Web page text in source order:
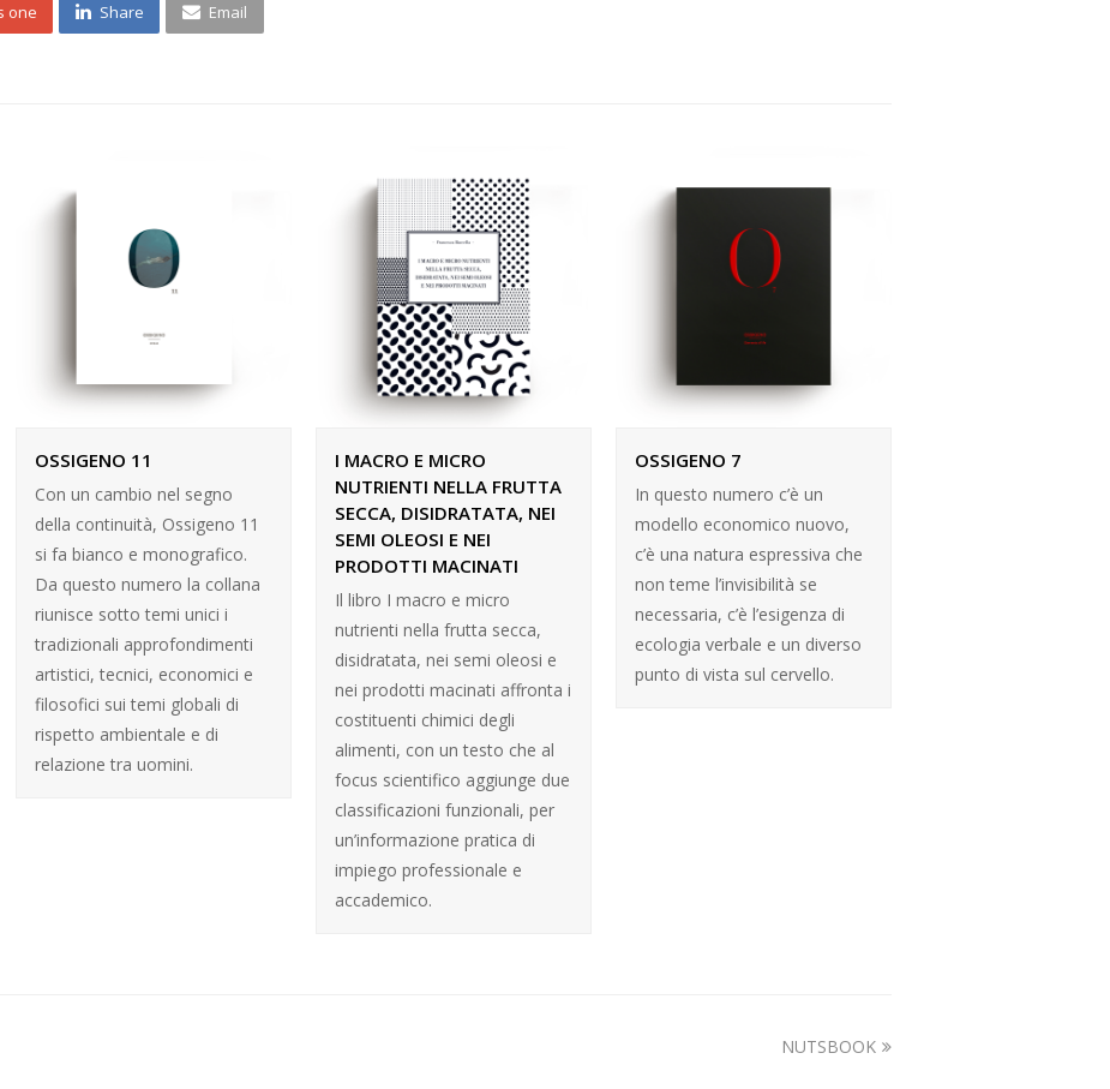
one Share Email
OSSIGENO 11
Con un cambio nel segno
della continuità, Ossigeno 11
si fa bianco e monografico.
Da questo numero la collana
riunisce sotto temi unici i
tradizionali approfondimenti
artistici, tecnici, economici e
filosofici sui temi globali di
rispetto ambientale e di
relazione tra uomini.
I MACRO E MICRO
NUTRIENTI NELLA FRUTTA
SECCA, DISIDRATATA, NEI
SEMI OLEOSI E NEI
PRODOTTI MACINATI
Il libro I macro e micro
nutrienti nella frutta secca,
disidratata, nei semi oleosi e
nei prodotti macinati affronta i
costituenti chimici degli
alimenti, con un testo che al
focus scientifico aggiunge due
classificazioni funzionali, per
un’informazione pratica di
impiego professionale e
accademico.
OSSIGENO 7
In questo numero c’è un
modello economico nuovo,
c’è una natura espressiva che
non teme l’invisibilità se
necessaria, c’è l’esigenza di
ecologia verbale e un diverso
punto di vista sul cervello.
next
NUTSBOOK